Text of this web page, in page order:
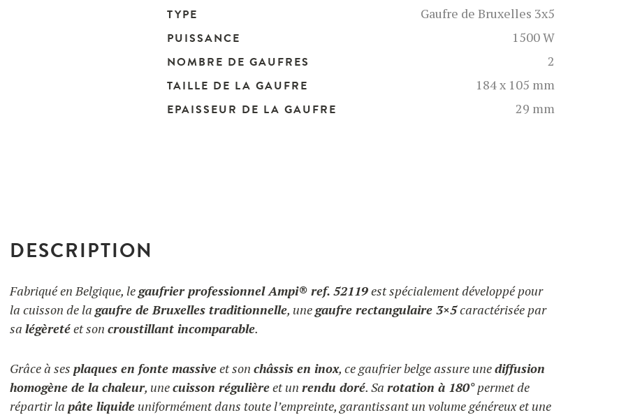
Bruxelles
-
52119
TYPE
Gaufre de Bruxelles 3x5
PUISSANCE
1500 W
NOMBRE DE GAUFRES
2
TAILLE DE LA GAUFRE
184 x 105 mm
EPAISSEUR DE LA GAUFRE
29 mm
DESCRIPTION
Fabriqué en Belgique, legaufrier professionnel Ampi® ref. 52119est spécialement développé pour
la cuisson de la gaufre de Bruxelles traditionnelle, unegaufre rectangulaire 3×5caractérisée par
sa légèretéet son croustillant incomparable.
Grâce à ses plaques en fonte massiveet son châssis en inox, ce gaufrier belge assure unediffusion
homogène de la chaleur, unecuisson régulièreet un rendu doré. Sa rotation à 180°permet de
répartir la pâte liquide uniformément dans toute l’empreinte, garantissant un volume généreux et une